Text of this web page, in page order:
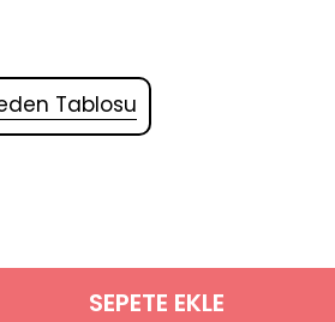
Tablosu
SEPETE EKLE